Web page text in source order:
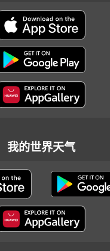
我的世界天气